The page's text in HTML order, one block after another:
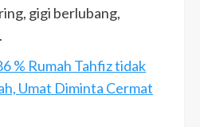
gigi berlubang,
% Rumah Tahfiz tidak
Umat Diminta Cermat